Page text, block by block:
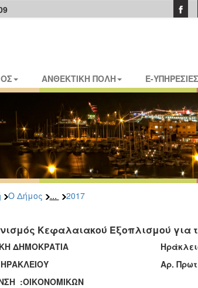
ΑΝΘΕΚΤΙΚΗ ΠΟΛΗ E-ΥΠΗΡΕΣΙΕΣ
Ο Δήμος ... 2017
Κεφαλαιακού Εξοπλισμού για
ΔΗΜΟΚΡΑΤΙΑ
:ΟΙΚΟΝΟΜΙΚΩΝ
Aρ.